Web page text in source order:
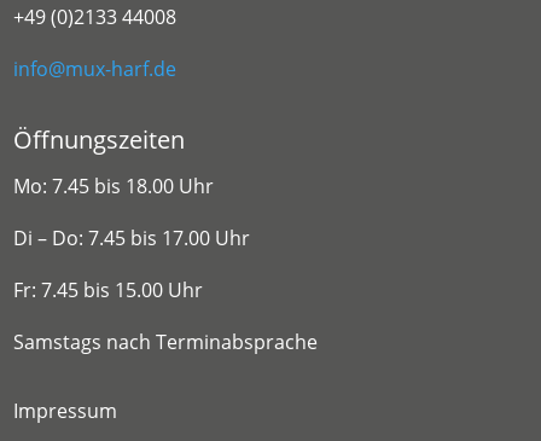
+49 (0)2133 44008
info@mux-harf.de
Öffnungszeiten
Mo: 7.45 bis 18.00 Uhr
Di – Do: 7.45 bis 17.00 Uhr
Fr: 7.45 bis 15.00 Uhr
Samstags nach Terminabsprache
Impressum